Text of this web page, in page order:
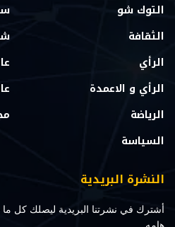
التوك شو
الثقافة
الرأي
الرأي و الاعمدة
الرياضة
السياسة
النشرة البريدية
أشترك في نشرتنا البريدية ليصلك كل